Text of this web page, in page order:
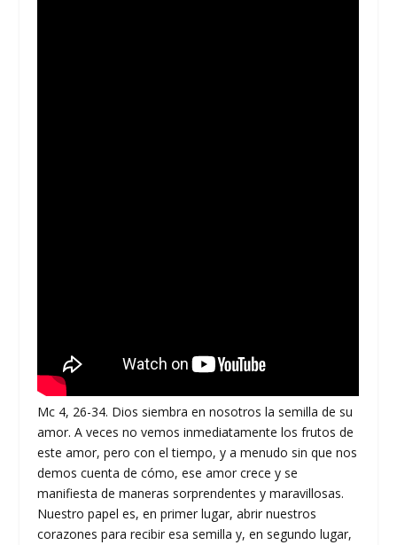
Mc 4, 26-34. Dios siembra en nosotros la semilla de su
amor. A veces no vemos inmediatamente los frutos de
este amor, pero con el tiempo, y a menudo sin que nos
demos cuenta de cómo, ese amor crece y se
manifiesta de maneras sorprendentes y maravillosas.
Nuestro papel es, en primer lugar, abrir nuestros
corazones para recibir esa semilla y, en segundo lugar,